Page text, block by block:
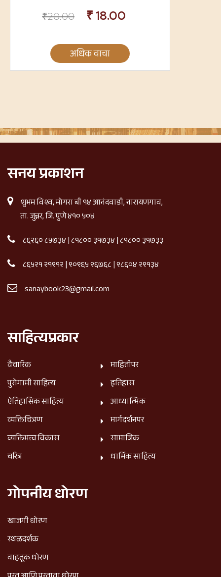
₹20.00 ₹ 18.00
अधिक वाचा
सनय प्रकाशन
शुभम विश्व, मोगरा बी १४ आनंदवाडी, नारायणगाव,
ता. जुन्नर, जि. पुणे ४१० ५०४
८६२६० ८५७३४|८१८०० ३१७३४|८१८०० ३१७३३
८६५२१ २१९१२|९०९६५ ९६७६८|९८६०४ २९१३४
sanaybook23@gmail.com
साहित्यप्रकार
वैचारिक
पुरोगामी साहित्य
ऐतिहासिक साहित्य
व्यक्तिचित्रण
व्यक्तिमत्त्व विकास
चरित्र
माहितीपर
इतिहास
आध्यात्मिक
मार्गदर्शनपर
सामाजिक
धार्मिक साहित्य
गोपनीय धोरण
खाजगी धोरण
स्थळदर्शक
वाहतूक धोरण